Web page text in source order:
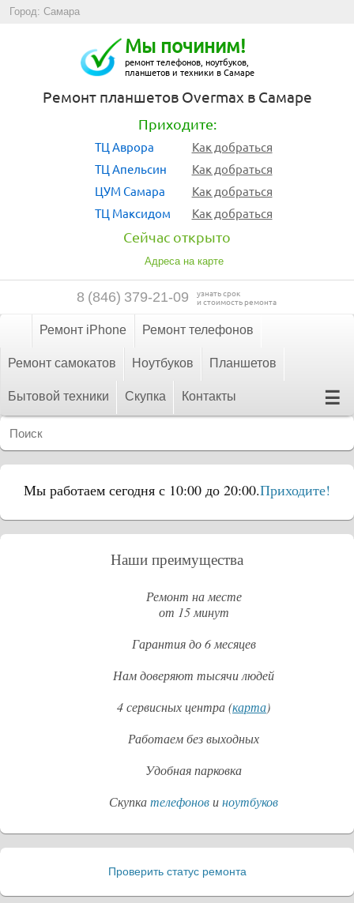
Город: Самара
Мы починим!
ремонт телефонов, ноутбуков,
планшетов и техники в Самаре
Ремонт планшетов Overmax в Самаре
Приходите:
ТЦ Аврора
Как добраться
ТЦ Апельсин
Как добраться
ЦУМ Самара
Как добраться
ТЦ Максидом
Как добраться
Сейчас открыто
Адреса на карте
8 (846) 379-21-09 узнать срок
и стоимость ремонта
☰
Ремонт iPhone Ремонт телефонов
Ремонт самокатов Ноутбуков Планшетов
Бытовой техники Скупка Контакты
Мы работаем сегодня с 10:00 до 20:00.Приходите!
Наши преимущества
Ремонт на месте
от 15 минут
Гарантия до 6 месяцев
Нам доверяют тысячи людей
4 сервисных центра (карта)
Работаем без выходных
Удобная парковка
Скупкателефоновиноутбуков
Проверить статус ремонта